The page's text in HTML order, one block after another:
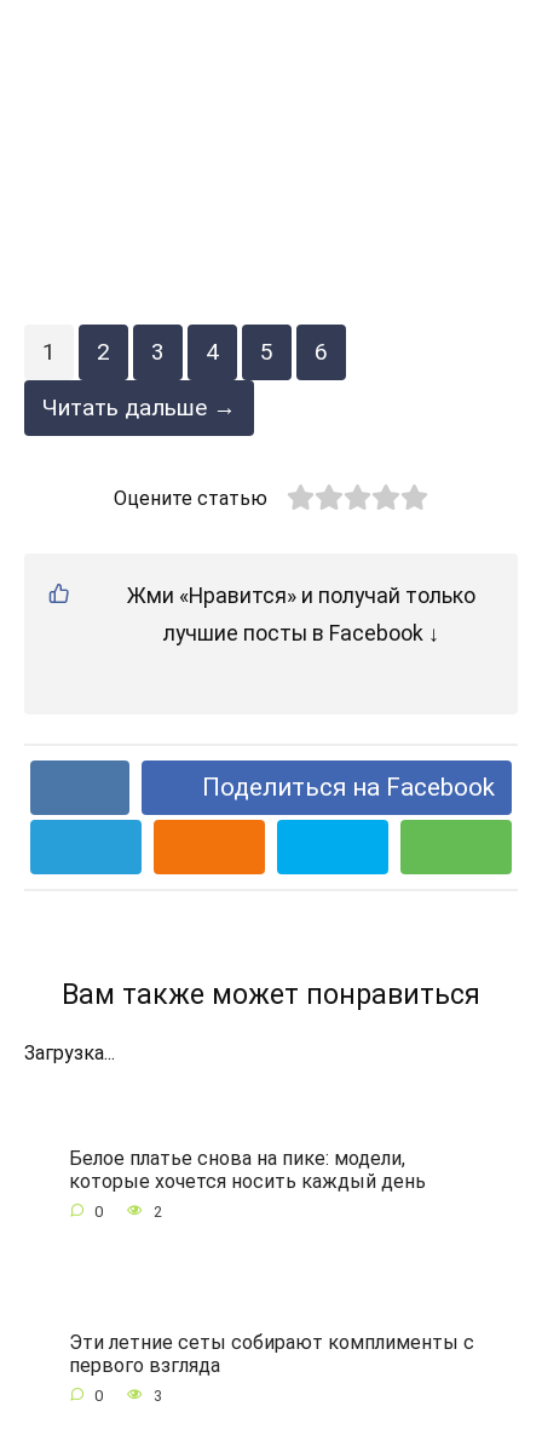
1 2 3 4 5
6
Читать дальше →
Оцените статью
Жми «Нравится» и получай только
лучшие посты в Facebook ↓
Поделиться на Facebook
Вам также может понравиться
Загрузка...
Белое платье снова на пике: модели,
которые хочется носить каждый день
0 2
Эти летние сеты собирают комплименты с
первого взгляда
0 3